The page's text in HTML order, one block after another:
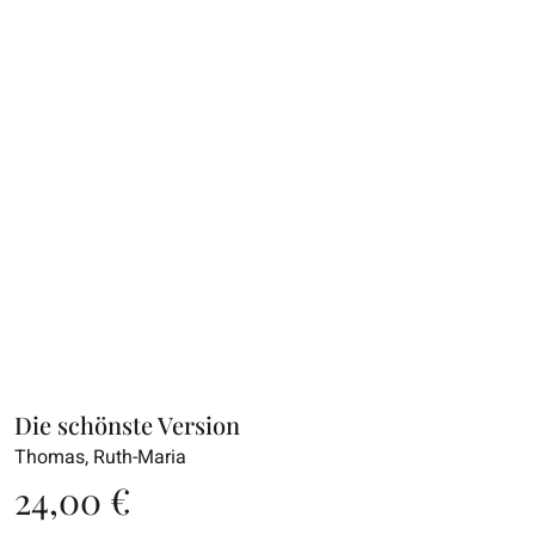
Die schönste Version
Thomas, Ruth-Maria
24,00 €